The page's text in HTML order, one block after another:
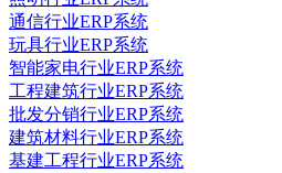
通信行业ERP系统
玩具行业ERP系统
智能家电行业ERP系统
工程建筑行业ERP系统
批发分销行业ERP系统
建筑材料行业ERP系统
基建工程行业ERP系统